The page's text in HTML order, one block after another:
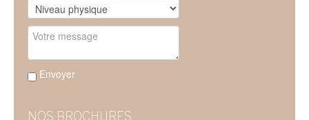
Envoyer
NOS BROCHURES